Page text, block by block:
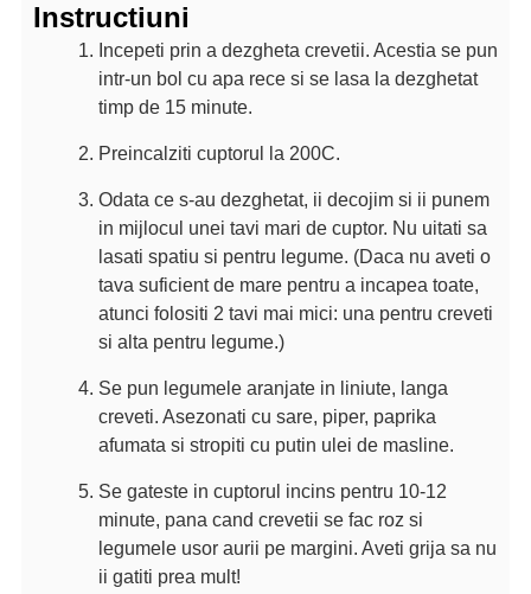
Instructiuni
Incepeti prin a dezgheta crevetii. Acestia se pun
intr-un bol cu apa rece si se lasa la dezghetat
timp de 15 minute.
Preincalziti cuptorul la 200C.
Odata ce s-au dezghetat, ii decojim si ii punem
in mijlocul unei tavi mari de cuptor. Nu uitati sa
lasati spatiu si pentru legume. (Daca nu aveti o
tava suficient de mare pentru a incapea toate,
atunci folositi 2 tavi mai mici: una pentru creveti
si alta pentru legume.)
Se pun legumele aranjate in liniute, langa
creveti. Asezonati cu sare, piper, paprika
afumata si stropiti cu putin ulei de masline.
Se gateste in cuptorul incins pentru 10-12
minute, pana cand crevetii se fac roz si
legumele usor aurii pe margini. Aveti grija sa nu
ii gatiti prea mult!